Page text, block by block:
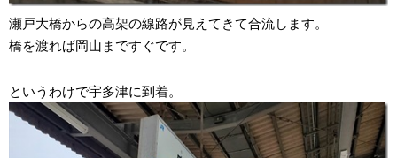
瀬戸大橋からの高架の線路が見えてきて合流します。
橋を渡れば岡山まですぐです。
というわけで宇多津に到着。